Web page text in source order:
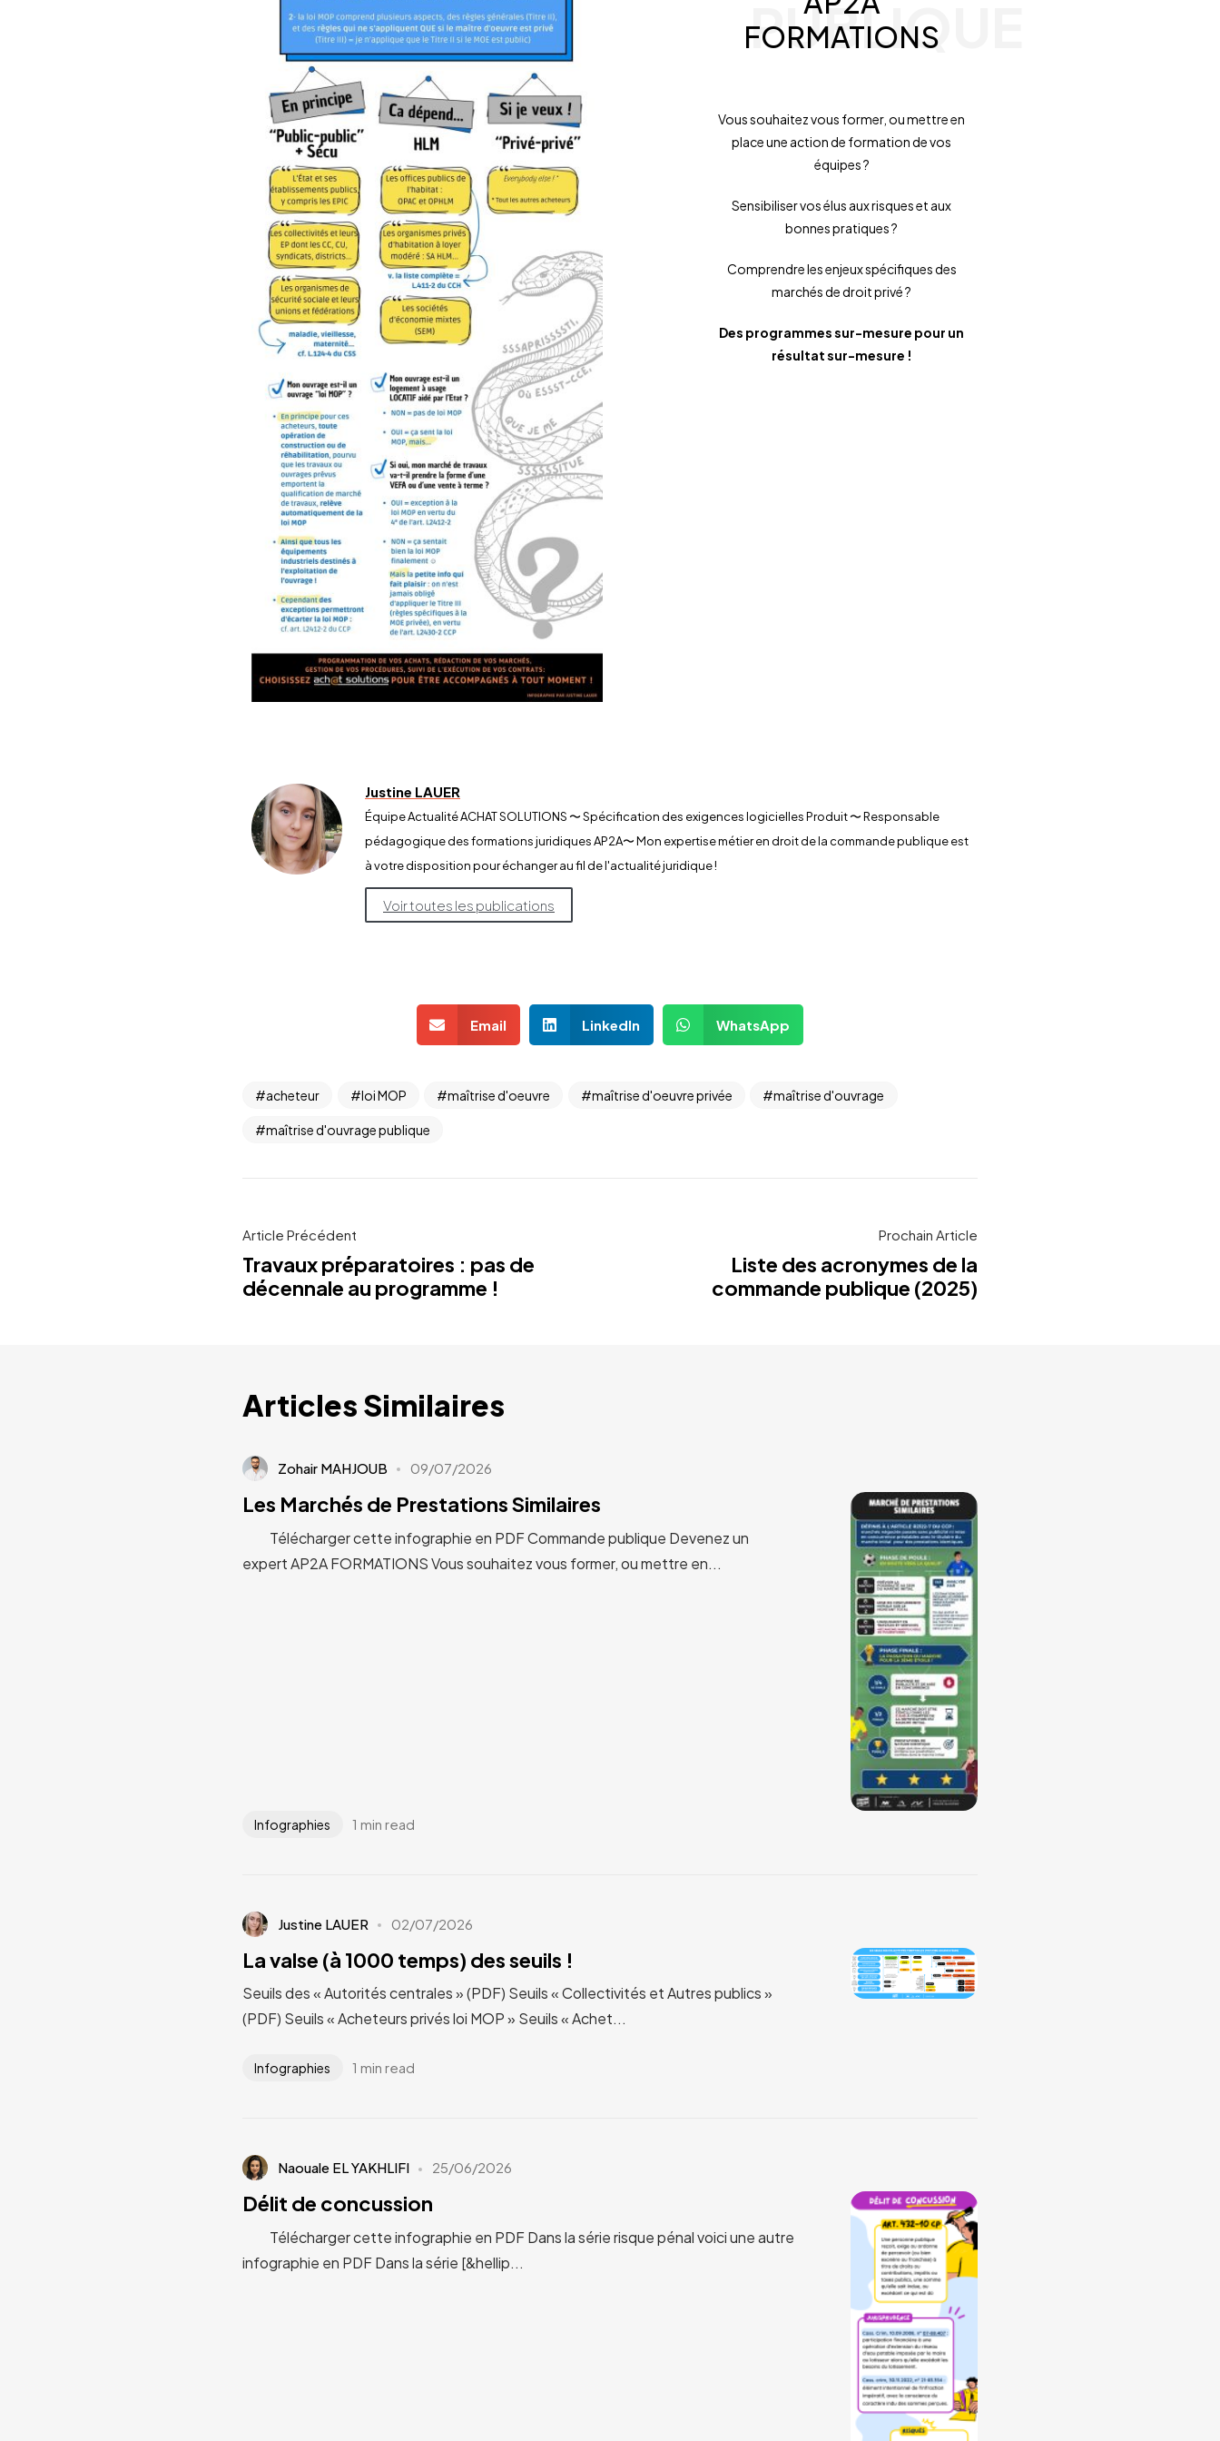
PUBLIQUE
FORMATIONS
Vous souhaitez vous former, ou mettre en
place une action de formation de vos
équipes ?
Sensibiliser vos élus aux risques et aux
bonnes pratiques ?
Comprendre les enjeux spécifiques des
marchés de droit privé ?
Des programmes sur-mesure pour un
résultat sur-mesure !
Justine LAUER
Équipe Actualité ACHAT SOLUTIONS 〜 Spécification des exigences logicielles Produit 〜 Responsable
pédagogique des formations juridiques AP2A​〜 Mon expertise métier en droit de la commande publique est
à votre disposition pour échanger au fil de l'actualité juridique !
Voir toutes les publications
Email LinkedIn WhatsApp
acheteur loi MOP maîtrise d'oeuvre maîtrise d'oeuvre privée maîtrise d'ouvrage
maîtrise d'ouvrage publique
Article Précédent
Travaux préparatoires : pas de
décennale au programme !
Prochain Article
Liste des acronymes de la
commande publique (2025)
Articles Similaires
Zohair MAHJOUB 09/07/2026
Les Marchés de Prestations Similaires
Télécharger cette infographie en PDF Commande publique Devenez un
expert AP2A FORMATIONS Vous souhaitez vous former, ou mettre en...
Infographies 1 min read
Justine LAUER 02/07/2026
La valse (à 1000 temps) des seuils !
Seuils des « Autorités centrales » (PDF) Seuils « Collectivités et Autres publics »
(PDF) Seuils « Acheteurs privés loi MOP » Seuils « Achet...
Infographies 1 min read
Naouale EL YAKHLIFI 25/06/2026
Délit de concussion
Télécharger cette infographie en PDF Dans la série risque pénal voici une autre
infographie en PDF Dans la série [&hellip...